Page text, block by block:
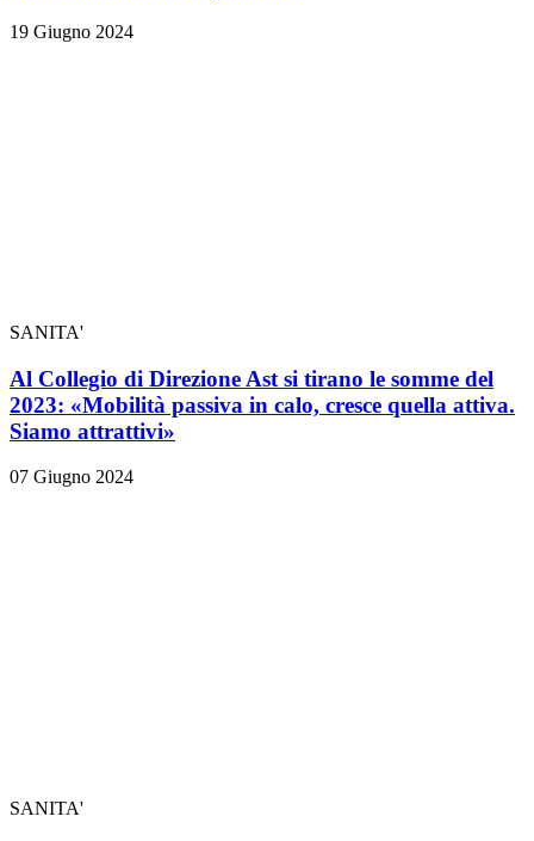
19 Giugno 2024
SANITA'
Al Collegio di Direzione Ast si tirano le somme del
2023: «Mobilità passiva in calo, cresce quella attiva.
Siamo attrattivi»
07 Giugno 2024
SANITA'